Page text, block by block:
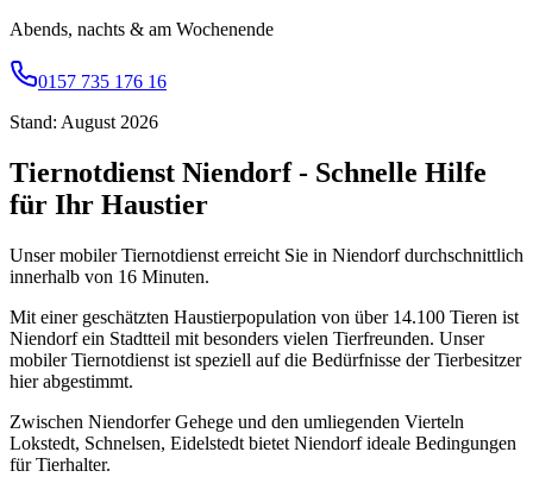
Abends, nachts & am Wochenende
0157 735 176 16
Stand: August 2026
Tiernotdienst Niendorf - Schnelle Hilfe
für Ihr Haustier
Unser mobiler Tiernotdienst erreicht Sie in Niendorf durchschnittlich
innerhalb von 16 Minuten.
Mit einer geschätzten Haustierpopulation von über 14.100 Tieren ist
Niendorf ein Stadtteil mit besonders vielen Tierfreunden. Unser
mobiler Tiernotdienst ist speziell auf die Bedürfnisse der Tierbesitzer
hier abgestimmt.
Zwischen Niendorfer Gehege und den umliegenden Vierteln
Lokstedt, Schnelsen, Eidelstedt bietet Niendorf ideale Bedingungen
für Tierhalter.